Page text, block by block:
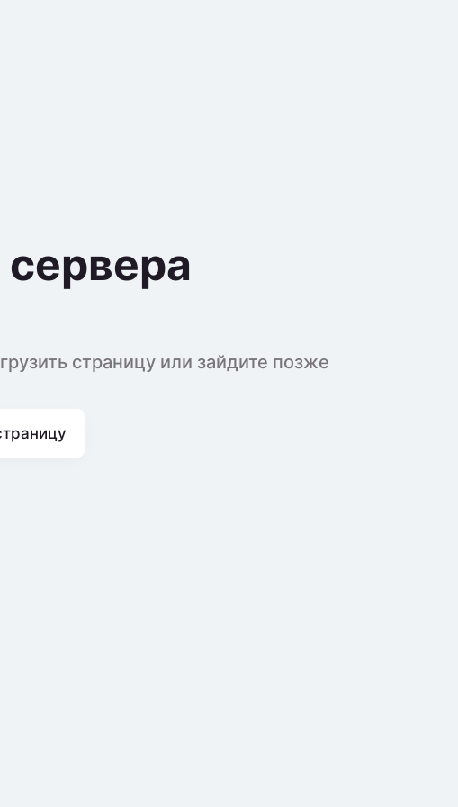
страницу или зайдите позже